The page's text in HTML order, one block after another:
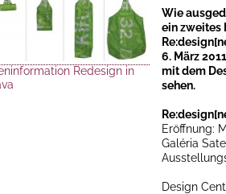
Redesign in
Wie
ein zweites
6. März
mit dem
sehen.
Eröffnung:
Galéria
Design